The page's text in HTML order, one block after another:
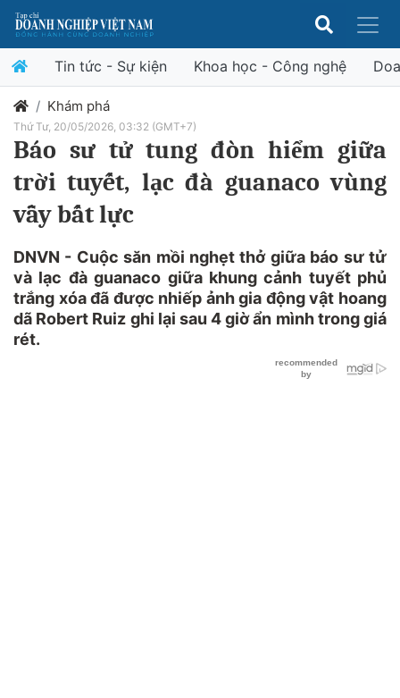
Tin tức - Sự kiện Khoa học - Công nghệ
Khám phá
Thứ Tư, 20/05/2026, 03:32 (GMT+7)
Báo sư tử tung đòn hiểm giữa
trời tuyết, lạc đà guanaco vùng
vẫy bất lực
DNVN - Cuộc săn mồi nghẹt thở giữa báo sư tử
và lạc đà guanaco giữa khung cảnh tuyết phủ
trắng xóa đã được nhiếp ảnh gia động vật hoang
dã Robert Ruiz ghi lại sau 4 giờ ẩn mình trong giá
rét.